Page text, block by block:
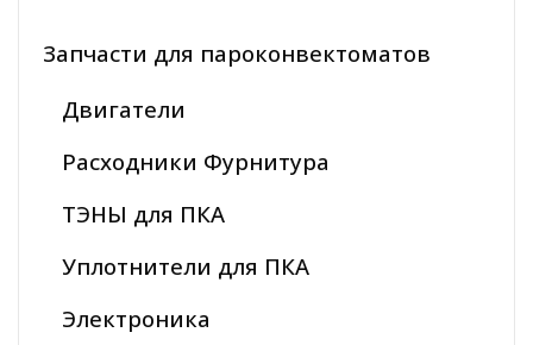
Запчасти для пароконвектоматов
Двигатели
Расходники Фурнитура
ТЭНЫ для ПКА
Уплотнители для ПКА
Электроника